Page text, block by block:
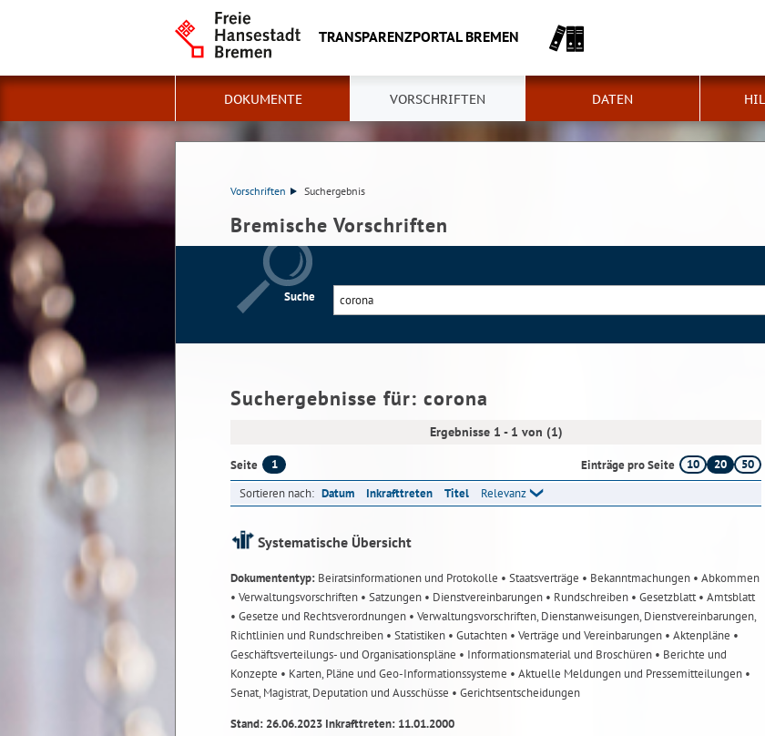
TRANSPARENZPORTAL BREMEN
DOKUMENTE VORSCHRIFTEN DATEN
Vorschriften Suchergebnis
Bremische Vorschriften
Suche
Suchergebnisse für: corona
Ergebnisse 1 - 1 von (1)
Seite 1 Einträge pro Seite 10 20
50
Sortieren nach: Datum Inkrafttreten Titel Relevanz
Systematische Übersicht
Dokumententyp: Beiratsinformationen und Protokolle • Staatsverträge • Bekanntmachungen • Abkommen
• Verwaltungsvorschriften • Satzungen • Dienstvereinbarungen • Rundschreiben • Gesetzblatt• Amtsblatt
• Gesetze und Rechtsverordnungen • Verwaltungsvorschriften, Dienstanweisungen, Dienstvereinbarungen,
Richtlinien und Rundschreiben • Statistiken • Gutachten • Verträge und Vereinbarungen • Aktenpläne •
Geschäftsverteilungs- und Organisationspläne • Informationsmaterial und Broschüren • Berichte und
Konzepte • Karten, Pläne und Geo-Informationssysteme • Aktuelle Meldungen und Pressemitteilungen •
Senat, Magistrat, Deputation und Ausschüsse • Gerichtsentscheidungen
Stand: 26.06.2023 Inkrafttreten: 11.01.2000